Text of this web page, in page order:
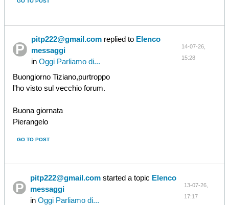
pitp222@gmail.com replied to Elenco
messaggi
inOggi Parliamo di...
14-07-26,
15:28
Buongiorno Tiziano,purtroppo
l'ho visto sul vecchio forum.
Buona giornata
Pierangelo
GO TO POST
pitp222@gmail.com started a topic Elenco
messaggi
inOggi Parliamo di...
13-07-26,
17:17